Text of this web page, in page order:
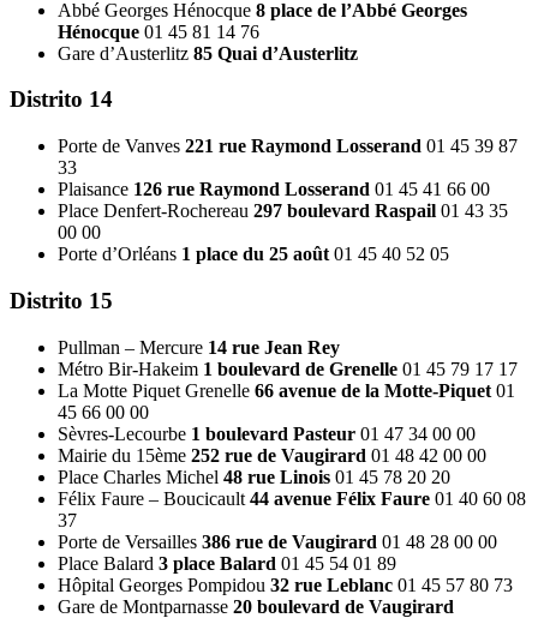
Abbé Georges Hénocque 8 place de l’Abbé Georges
Hénocque 01 45 81 14 76
Gare d’Austerlitz 85 Quai d’Austerlitz
Distrito 14
Porte de Vanves 221 rue Raymond Losserand 01 45 39 87
33
Plaisance 126 rue Raymond Losserand 01 45 41 66 00
Place Denfert-Rochereau 297 boulevard Raspail 01 43 35
00 00
Porte d’Orléans 1 place du 25 août 01 45 40 52 05
Distrito 15
Pullman – Mercure 14 rue Jean Rey
Métro Bir-Hakeim 1 boulevard de Grenelle 01 45 79 17 17
La Motte Piquet Grenelle 66 avenue de la Motte-Piquet 01
45 66 00 00
Sèvres-Lecourbe 1 boulevard Pasteur 01 47 34 00 00
Mairie du 15ème 252 rue de Vaugirard 01 48 42 00 00
Place Charles Michel 48 rue Linois 01 45 78 20 20
Félix Faure – Boucicault 44 avenue Félix Faure 01 40 60 08
37
Porte de Versailles 386 rue de Vaugirard 01 48 28 00 00
Place Balard 3 place Balard 01 45 54 01 89
Hôpital Georges Pompidou 32 rue Leblanc 01 45 57 80 73
Gare de Montparnasse 20 boulevard de Vaugirard